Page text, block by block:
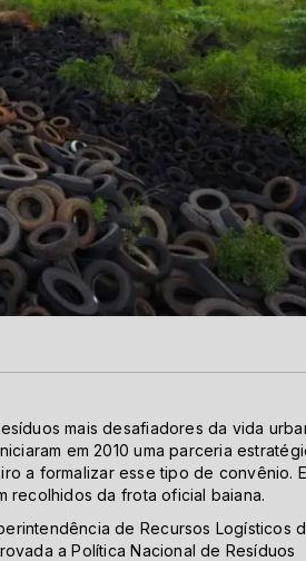
mais desafiadores da vida
em 2010 uma parceria
a formalizar esse tipo de convênio.
recolhidos da frota oficial baiana.
de Recursos Logísticos
a Política Nacional de Resíduos